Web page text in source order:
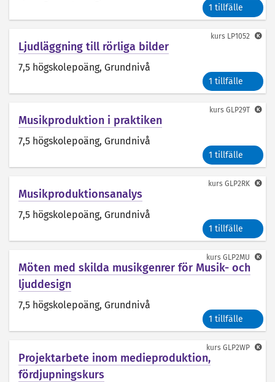
1 tillfälle
Ljudläggning till rörliga bilder
7,5 högskolepoäng, Grundnivå
1 tillfälle
kurs LP1052
Musikproduktion i praktiken
7,5 högskolepoäng, Grundnivå
1 tillfälle
kurs GLP29T
Musikproduktionsanalys
7,5 högskolepoäng, Grundnivå
1 tillfälle
kurs GLP2RK
Möten med skilda musikgenrer för Musik- och
ljuddesign
7,5 högskolepoäng, Grundnivå
1 tillfälle
kurs GLP2MU
Projektarbete inom medieproduktion,
fördjupningskurs
kurs GLP2WP